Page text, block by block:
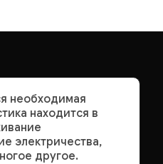
необходимая
находится в
электричества,
другое.